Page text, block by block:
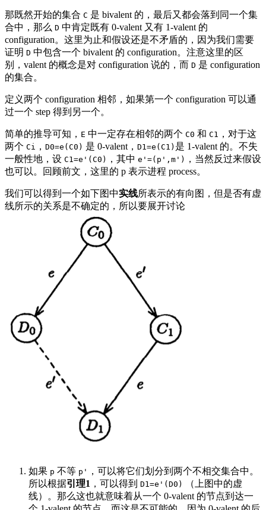
那既然开始的集合 C 是 bivalent 的，最后又都会落到同一个集
合中，那么 D 中肯定既有 0-valent 又有 1-valent 的
configuration。这里为止和假设还是不矛盾的，因为我们需要
证明 D 中包含一个 bivalent 的 configuration。注意这里的区
别，valent 的概念是对 configuration 说的，而 D 是 configuration
的集合。
定义两个 configuration 相邻，如果第一个 configuration 可以通
过一个 step 得到另一个。
简单的推导可知， E 中一定存在相邻的两个 C0 和 C1
，对于这
两个 Ci ， D0=e(C0) 是 0-valent， D1=e(C1) 是 1-valent 的。不失
一般性地，设 C1=e'(C0) ，其中 e'=(p',m')
，当然反过来假设
也可以。回顾前文，这里的 p 表示进程 process。
我们可以得到一个如下图中实线所表示的有向图，但是否有虚
线所示的关系是不确定的，所以要展开讨论
如果 p 不等 p'
，可以将它们划分到两个不相交集合中。
所以根据引理1 ，可以得到 D1=e'(D0)
（上图中的虚
线）。那么这也就意味着从一个 0-valent 的节点到达一